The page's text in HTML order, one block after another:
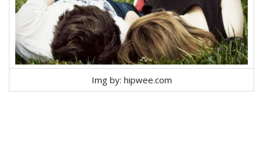
Img by: hipwee.com